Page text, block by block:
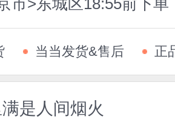
市>东城区18:55前下单
当当发货&售后 正
是人间烟火